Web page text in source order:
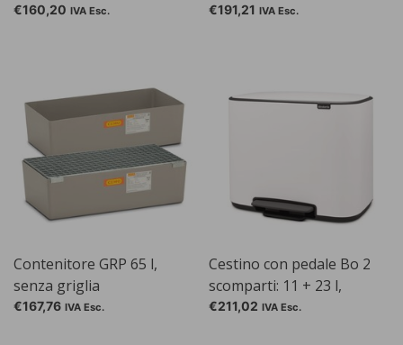
€160,20 IVA Esc. €191,21 IVA Esc.
Contenitore GRP 65 l,
senza griglia
€167,76 IVA Esc.
Cestino con pedale Bo 2
scomparti: 11 + 23 l,
bianco
€211,02 IVA Esc.